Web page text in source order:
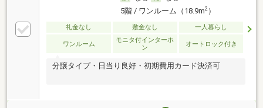
5階 / ワンルーム（18.9m2）
礼金なし 敷金なし 一人暮らし
ワンルーム
モニタ付インターホ
ン
オートロック付き
分譲タイプ・日当り良好・初期費用カード決済可